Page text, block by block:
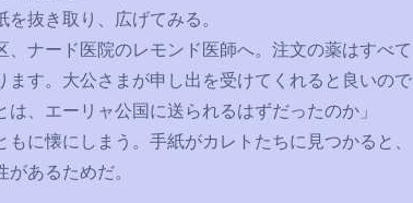
抜き取り、広げてみる。
、ナード医院のレモンド医師へ。注文の薬はすべて
す。大公さまが申し出を受けてくれると良いので
は、エーリャ公国に送られるはずだったのか」
に懐にしまう。手紙がカレトたちに見つかると、
あるためだ。